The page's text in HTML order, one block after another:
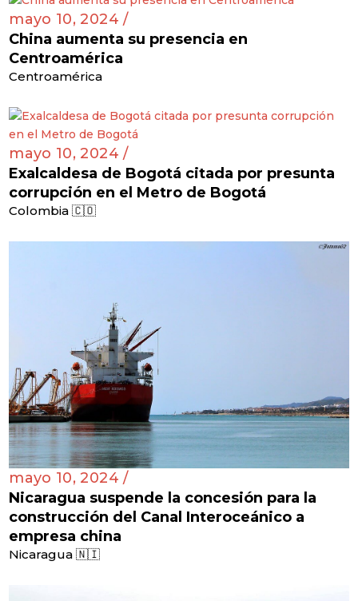
mayo 10, 2024 /
China aumenta su presencia en
Centroamérica
Centroamérica
mayo 10, 2024 /
Exalcaldesa de Bogotá citada por presunta
corrupción en el Metro de Bogotá
Colombia 🇨🇴
mayo 10, 2024 /
Nicaragua suspende la concesión para la
construcción del Canal Interoceánico a
empresa china
Nicaragua 🇳🇮